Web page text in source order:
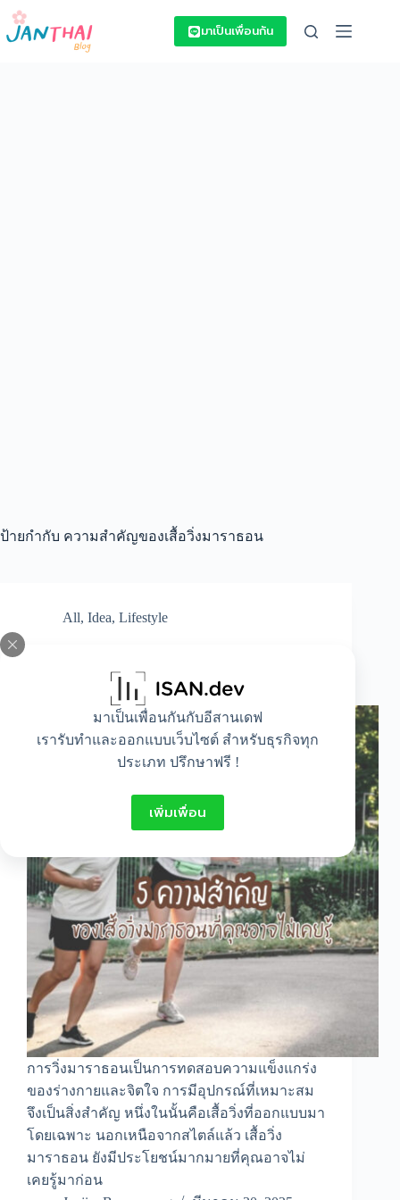
Skip
content
มาเป็นเพื่อนกันกับอีสานเดฟ
เรารับทำและออกแบบเว็บไซต์ สำหรับธุรกิจทุก
ประเภท ปรึกษาฟรี !
เพิ่มเพื่อน
มาเป็นเพื่อนกัน
ป้ายกำกับ ความสำคัญของเสื้อวิ่งมาราธอน
All, Idea, Lifestyle
การวิ่งมาราธอนเป็นการทดสอบความแข็งแกร่ง
ของร่างกายและจิตใจ การมีอุปกรณ์ที่เหมาะสม
จึงเป็นสิ่งสำคัญ หนึ่งในนั้นคือเสื้อวิ่งที่ออกแบบมา
โดยเฉพาะ นอกเหนือจากสไตล์แล้ว เสื้อวิ่ง
มาราธอน ยังมีประโยชน์มากมายที่คุณอาจไม่
เคยรู้มาก่อน